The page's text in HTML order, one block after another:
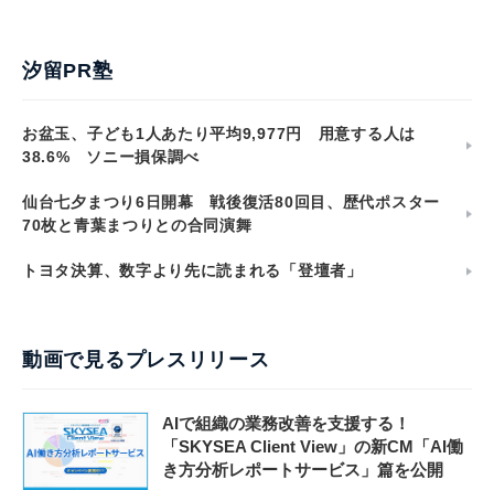
汐留PR塾
お盆玉、子ども1人あたり平均9,977円 用意する人は
38.6% ソニー損保調べ
仙台七夕まつり6日開幕 戦後復活80回目、歴代ポスター
70枚と青葉まつりとの合同演舞
トヨタ決算、数字より先に読まれる「登壇者」
動画で見るプレスリリース
AIで組織の業務改善を支援する！
「SKYSEA Client View」の新CM「AI働
き方分析レポートサービス」篇を公開